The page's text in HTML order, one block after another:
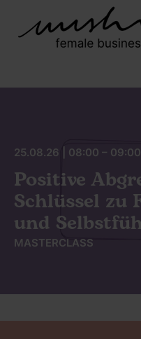
25.08.26 | 08:00 –
Positive
Schlüssel zu
und
MASTERCLASS